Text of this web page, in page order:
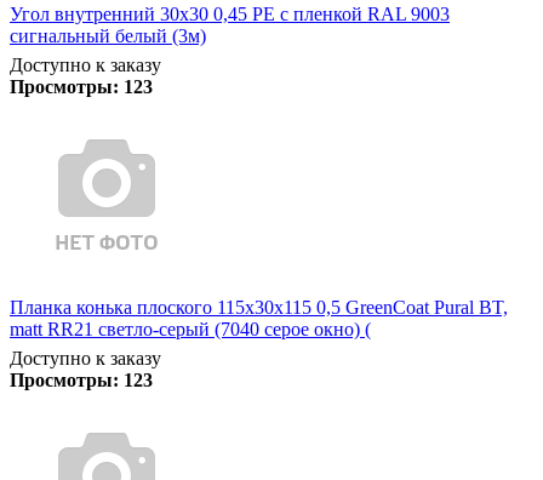
Угол внутренний 30х30 0,45 PE с пленкой RAL 9003
сигнальный белый (3м)
Доступно к заказу
Просмотры: 123
Планка конька плоского 115х30х115 0,5 GreenCoat Pural BT,
matt RR21 светло-серый (7040 серое окно) (
Доступно к заказу
Просмотры: 123